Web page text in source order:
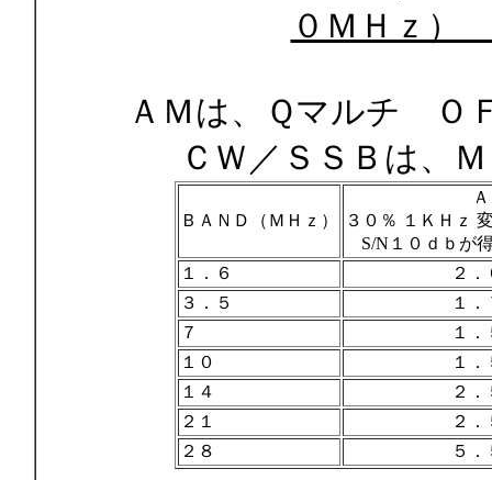
０ＭＨｚ
ＡＭは、Ｑマルチ Ｏ
ＣＷ／ＳＳＢは、
ＢＡＮＤ（ＭＨｚ）
３０％ １ＫＨｚ
S/N１０ｄｂが
１．６
２
３．５
１
７
１
１０
１
１４
２
２１
２
２８
５